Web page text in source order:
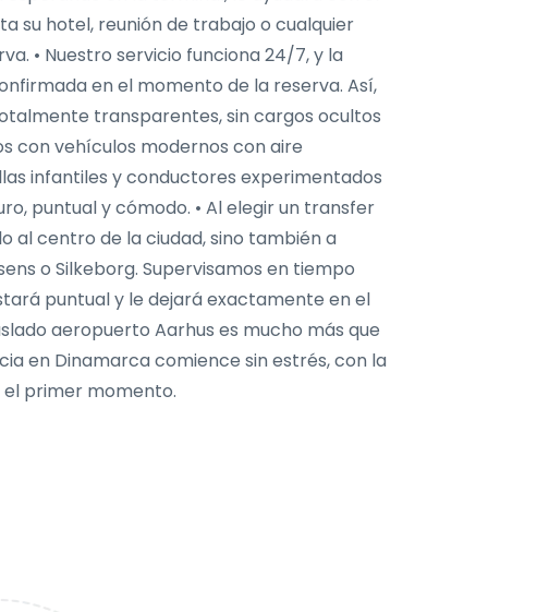
su hotel, reunión de trabajo o cualquier
• Nuestro servicio funciona 24/7, y la
en el momento de la reserva. Así,
transparentes, sin cargos ocultos
con vehículos modernos con aire
infantiles y conductores experimentados
puntual y cómodo. • Al elegir un transfer
al centro de la ciudad, sino también a
o Silkeborg. Supervisamos en tiempo
puntual y le dejará exactamente en el
aeropuerto Aarhus es mucho más que
en Dinamarca comience sin estrés, con la
primer momento.